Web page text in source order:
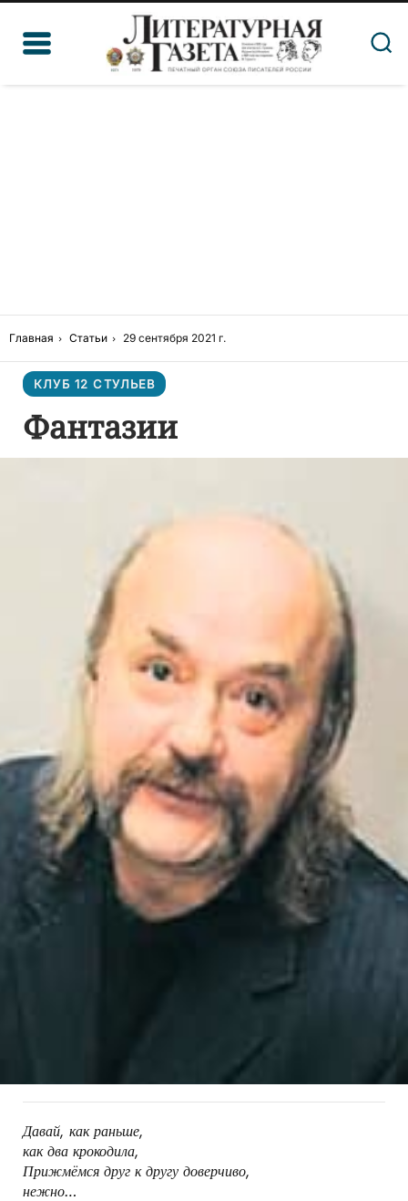
Главная Статьи 29 сентября 2021 г.
КЛУБ 12 СТУЛЬЕВ
Фантазии
Давай, как раньше,
как два крокодила,
Прижмёмся друг к другу доверчиво,
нежно…